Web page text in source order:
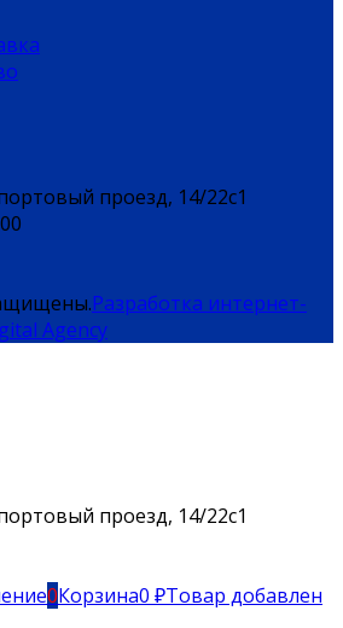
проезд, 14/22c1
Разработка интернет-
Agency
проезд, 14/22c1
0Корзина0 ₽Товар добавлен